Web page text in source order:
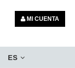
MI CUENTA
ES